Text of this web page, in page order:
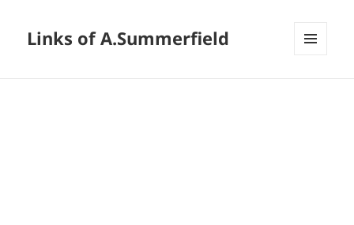
Links of A.Summerfield